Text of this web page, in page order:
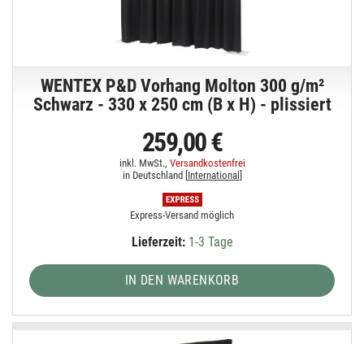
WENTEX P&D Vorhang Molton 300 g/m²
Schwarz - 330 x 250 cm (B x H) - plissiert
259,00 €
inkl. MwSt., Versandkostenfrei
in Deutschland [International]
Express-Versand möglich
Lieferzeit:1-3 Tage
IN DEN WARENKORB